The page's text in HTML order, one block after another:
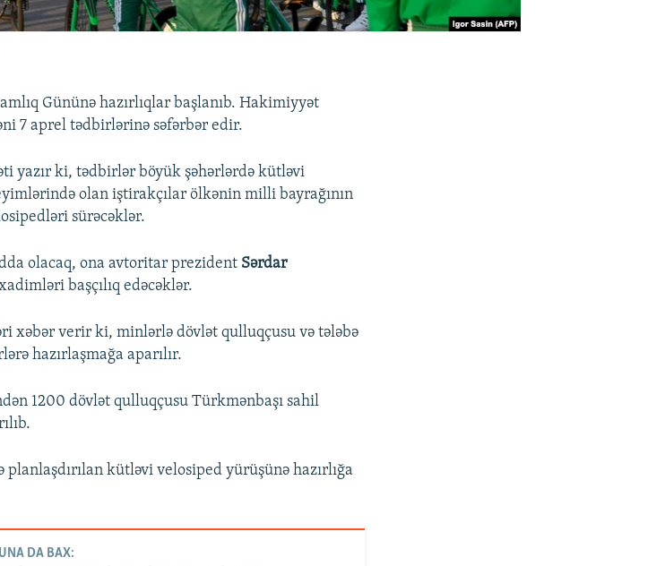
Gününə hazırlıqlar başlanıb. Hakimiyyət
7 aprel tədbirlərinə səfərbər edir.
yazır ki, tədbirlər böyük şəhərlərdə kütləvi
olan iştirakçılar ölkənin milli bayrağının
sürəcəklər.
olacaq, ona avtoritar prezident Sərdar
başçılıq edəcəklər.
xəbər verir ki, minlərlə dövlət qulluqçusu və tələbə
hazırlaşmağa aparılır.
1200 dövlət qulluqçusu Türkmənbaşı sahil
kütləvi velosiped yürüşünə hazırlığa
DA BAX: